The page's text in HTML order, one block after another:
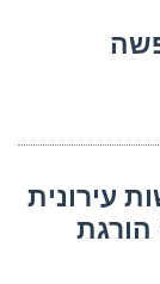
עירונית
הורגת